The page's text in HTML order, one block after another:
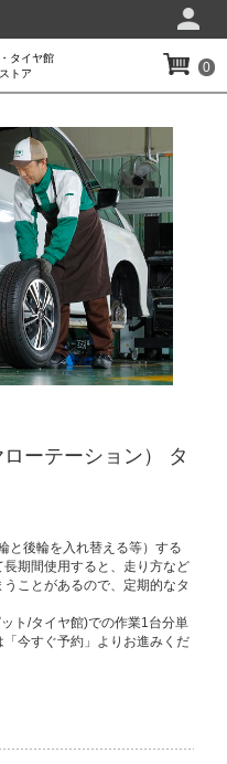
タイヤ館
トア
0
ーテーション） タ
と後輪を入れ替える等）する
期間使用すると、走り方など
ことがあるので、定期的なタ
ト/タイヤ館)での作業1台分単
今すぐ予約」よりお進みくだ